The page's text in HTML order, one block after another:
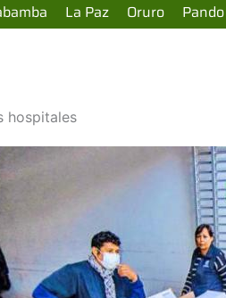
La Paz Oruro Pando
hospitales